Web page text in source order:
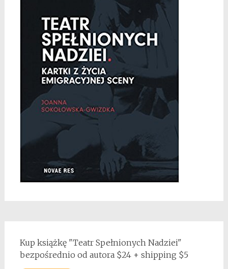
Kup książkę "Teatr Spełnionych Nadziei"
bezpośrednio od autora $24 + shipping $5